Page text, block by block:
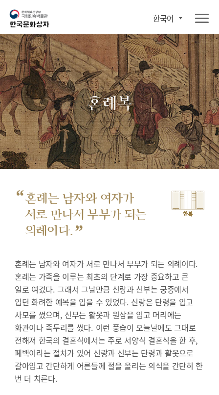
한국어
혼례복
“혼례는 남자와 여자가
서로 만나서 부부가 되는
의례이다. ”
한복
혼례는 남자와 여자가 서로 만나서 부부가 되는 의례이다.
혼례는 가족을 이루는 최초의 단계로 가장 중요하고 큰
일로 여겼다. 그래서 그날만큼 신랑과 신부는 궁중에서
입던 화려한 예복을 입을 수 있었다. 신랑은 단령을 입고
사모를 썼으며, 신부는 활옷과 원삼을 입고 머리에는
화관이나 족두리를 썼다. 이런 풍습이 오늘날에도 그대로
전해져 한국의 결혼식에서는 주로 서양식 결혼식을 한 후,
폐백이라는 절차가 있어 신랑과 신부는 단령과 활옷으로
갈아입고 간단하게 어른들께 절을 올리는 의식을 간단히 한
번 더 치른다.